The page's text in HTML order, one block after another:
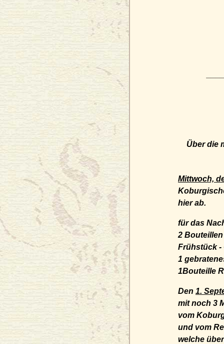
Über die
Mittwoch,
hier ab.
für das
2 Bouteillen
Frühstück -
1
1Bouteille
Den 1.
mit noch 3
vom
und vom
welche